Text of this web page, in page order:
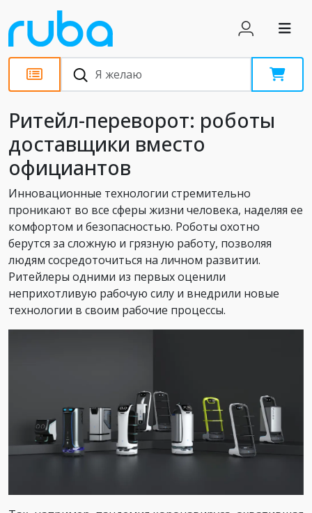
Статьи
Ритейл-переворот: роботы
доставщики вместо
официантов
Инновационные технологии стремительно
проникают во все сферы жизни человека, наделяя ее
комфортом и безопасностью. Роботы охотно
берутся за сложную и грязную работу, позволяя
людям сосредоточиться на личном развитии.
Ритейлеры одними из первых оценили
неприхотливую рабочую силу и внедрили новые
технологии в своим рабочие процессы.